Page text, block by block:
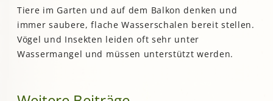
Tiere im Garten und auf dem Balkon denken und
immer saubere, flache Wasserschalen bereit stellen.
Vögel und Insekten leiden oft sehr unter
Wassermangel und müssen unterstützt werden.